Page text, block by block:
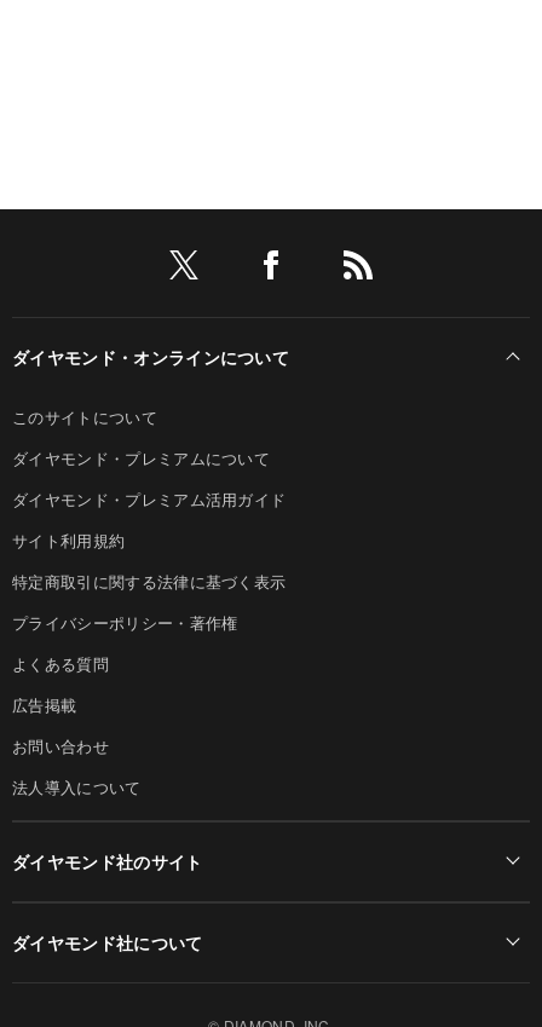
ダイヤモンド・オンラインについて
このサイトについて
ダイヤモンド・プレミアムについて
ダイヤモンド・プレミアム活用ガイド
サイト利用規約
特定商取引に関する法律に基づく表示
プライバシーポリシー・著作権
よくある質問
広告掲載
お問い合わせ
法人導入について
ダイヤモンド社のサイト
ダイヤモンド社について